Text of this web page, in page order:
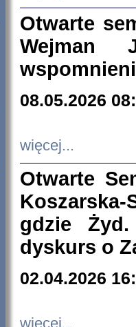
Otwarte
Wejman
08.05.2026
więcej...
Otwarte
Koszarska-
gdzie
dyskurs o
02.04.2026
więcej...